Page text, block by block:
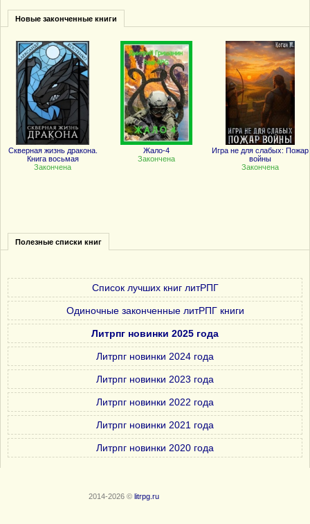
Новые законченные книги
Скверная жизнь дракона.
Книга восьмая
Закончена
Жало-4
Закончена
Игра не для слабых: Пожар
войны
Закончена
Полезные списки книг
Список лучших книг литРПГ
Одиночные законченные литРПГ книги
Литрпг новинки 2025 года
Литрпг новинки 2024 года
Литрпг новинки 2023 года
Литрпг новинки 2022 года
Литрпг новинки 2021 года
Литрпг новинки 2020 года
2014-2026 © litrpg.ru